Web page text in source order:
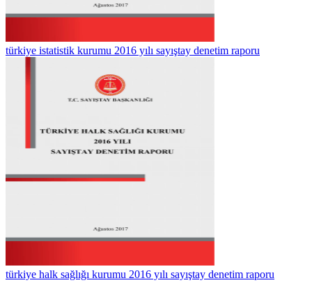
türkiye istatistik kurumu 2016 yılı sayıştay denetim raporu
türkiye halk sağlığı kurumu 2016 yılı sayıştay denetim raporu